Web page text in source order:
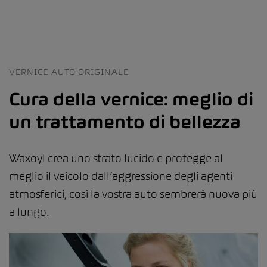
VERNICE AUTO ORIGINALE
Cura della vernice: meglio di
un trattamento di bellezza
Waxoyl crea uno strato lucido e protegge al
meglio il veicolo dall’aggressione degli agenti
atmosferici, così la vostra auto sembrerà nuova più
a lungo.